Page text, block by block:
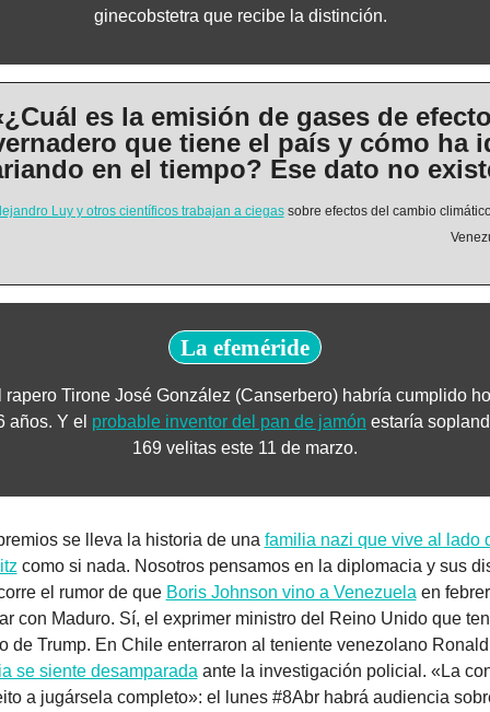
ginecobstetra que recibe la distinción.
es la emisión de gases de
que tiene el país y cómo ha
en el tiempo? Ese dato no
Luy y otros científicos trabajan a ciegas sobre efectos del cambio
La efeméride
rapero Tirone José González (Canserbero) habría cumplido
años. Y el probable inventor del pan de jamón estaría
169 velitas este 11 de marzo.
se lleva la historia de una familia nazi que vive al lado
como si nada. Nosotros pensamos en la diplomacia y sus
el rumor de que Boris Johnson vino a Venezuela en
con Maduro. Sí, el exprimer ministro del Reino Unido que
se siente desamparada ante la investigación policial. «La
a jugársela completo»: el lunes #8Abr habrá audiencia